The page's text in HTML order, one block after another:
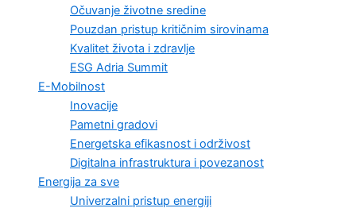
Očuvanje životne sredine
Pouzdan pristup kritičnim sirovinama
Kvalitet života i zdravlje
ESG Adria Summit
E-Mobilnost
Inovacije
Pametni gradovi
Energetska efikasnost i održivost
Digitalna infrastruktura i povezanost
Energija za sve
Univerzalni pristup energiji